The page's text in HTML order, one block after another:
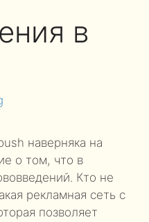
в
наверняка на
о том, что в
Кто не
рекламная сеть с
позволяет